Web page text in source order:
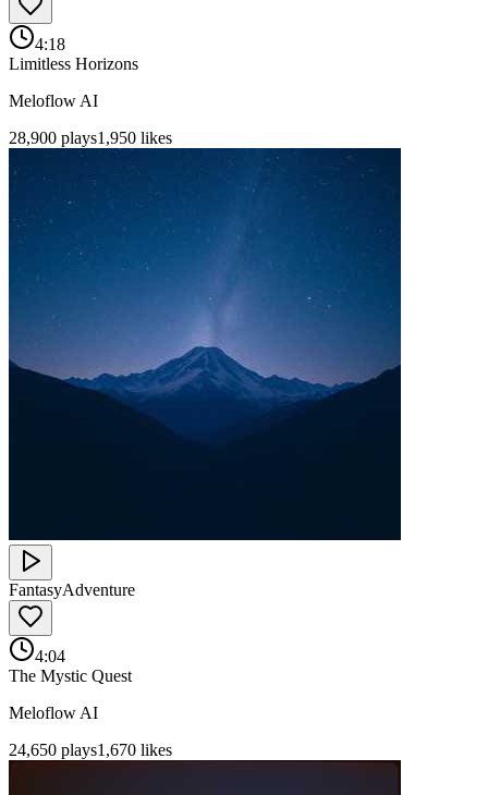
4:18
Limitless Horizons
Meloflow AI
28,900 plays1,950 likes
FantasyAdventure
4:04
The Mystic Quest
Meloflow AI
24,650 plays1,670 likes